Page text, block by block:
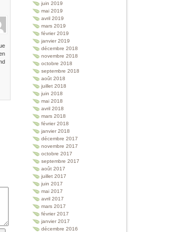
juin 2019
mai 2019
avril 2019
mars 2019
février 2019
janvier 2019
décembre 2018
novembre 2018
octobre 2018
septembre 2018
août 2018
juillet 2018
juin 2018
mai 2018
avril 2018
mars 2018
février 2018
janvier 2018
décembre 2017
novembre 2017
octobre 2017
septembre 2017
août 2017
juillet 2017
juin 2017
mai 2017
avril 2017
mars 2017
février 2017
janvier 2017
décembre 2016